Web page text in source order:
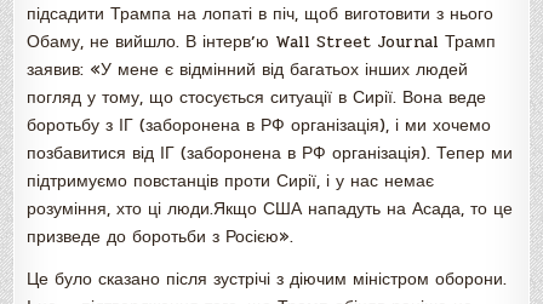
підсадити Трампа на лопаті в піч, щоб виготовити з нього
Обаму, не вийшло. В інтерв’ю Wall Street Journal Трамп
заявив: «У мене є відмінний від багатьох інших людей
погляд у тому, що стосується ситуації в Сирії. Вона веде
боротьбу з ІГ (заборонена в РФ організація), і ми хочемо
позбавитися від ІГ (заборонена в РФ організація). Тепер ми
підтримуємо повстанців проти Сирії, і у нас немає
розуміння, хто ці люди.Якщо США нападуть на Асада, то це
призведе до боротьби з Росією».
Це було сказано після зустрічі з діючим міністром оборони.